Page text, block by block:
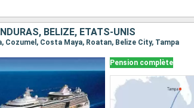
BELIZE, ÉTATS-UNIS
Cozumel, Costa Maya, Roatan, Belize City, Tampa
Pension complète